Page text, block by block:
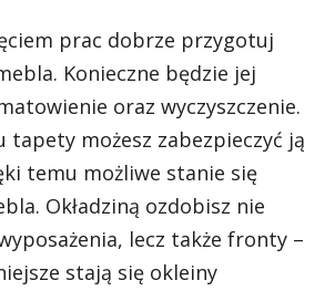
prac dobrze przygotuj
Konieczne będzie jej
oraz wyczyszczenie.
tapety możesz zabezpieczyć ją
temu możliwe stanie się
Okładziną ozdobisz nie
lecz także fronty –
stają się okleiny